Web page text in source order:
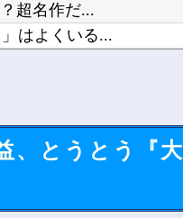
超名作だ...
はよくいる...
信開始！他
、とうとう『